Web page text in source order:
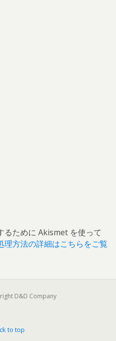
るために Akismet を使って
理方法の詳細はこちらをご覧
D&D Company
to top